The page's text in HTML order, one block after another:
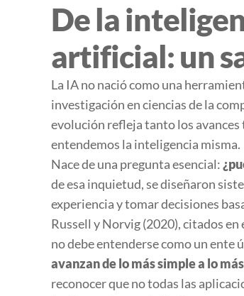
De la
artificial: un
La IA no nació como una
investigación en ciencias de la
evolución refleja tanto los avances
entendemos la inteligencia misma.
Nace de una pregunta esencial:
de esa inquietud, se diseñaron
experiencia y tomar decisiones
Russell y Norvig (2020), citados en
no debe entenderse como un ente
avanzan de lo más simple a lo
reconocer que no todas las